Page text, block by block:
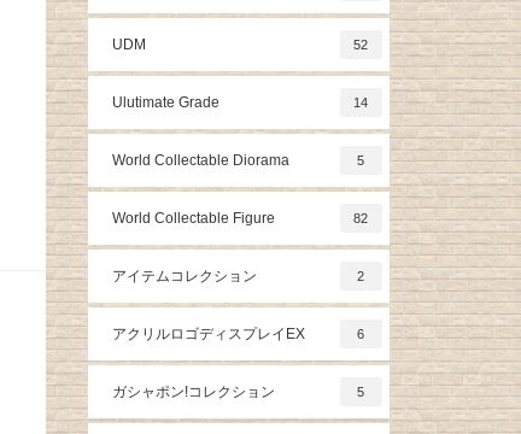
UDM 52
Ulutimate Grade 14
World Collectable Diorama 5
World Collectable Figure 82
アイテムコレクション 2
アクリルロゴディスプレイEX 6
ガシャポン!コレクション 5